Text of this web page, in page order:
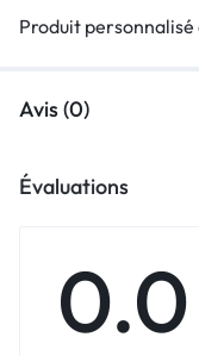
Produit personnalisé
Avis (0)
Évaluations
0.0